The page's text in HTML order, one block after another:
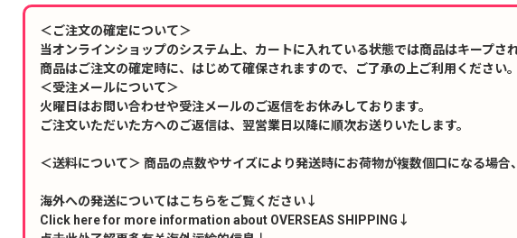
＜ご注文の確定について＞
当オンラインショップのシステム上、カートに入れている状態では商品はキープされ
商品はご注文の確定時に、はじめて確保されますので、ご了承の上ご利用ください。
＜受注メールについて＞
火曜日はお問い合わせや受注メールのご返信をお休みしております。
ご注文いただいた方へのご返信は、翌営業日以降に順次お送りいたします。
＜送料について＞ 商品の点数やサイズにより発送時にお荷物が複数個口になる場
海外への発送についてはこちらをご覧ください↓
Click here for more information about OVERSEAS SHIPPING↓